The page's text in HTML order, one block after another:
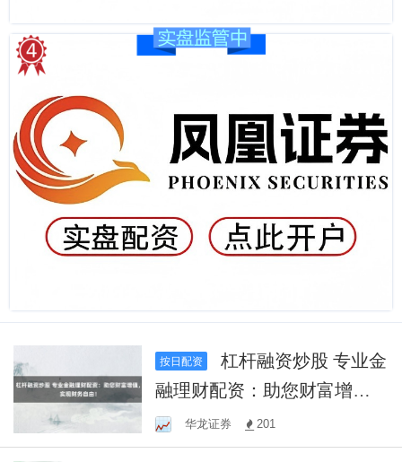
按日配资
杠杆融资炒股 专业金
融理财配资：助您财富增
值，实现财务自由！
华龙证券 201